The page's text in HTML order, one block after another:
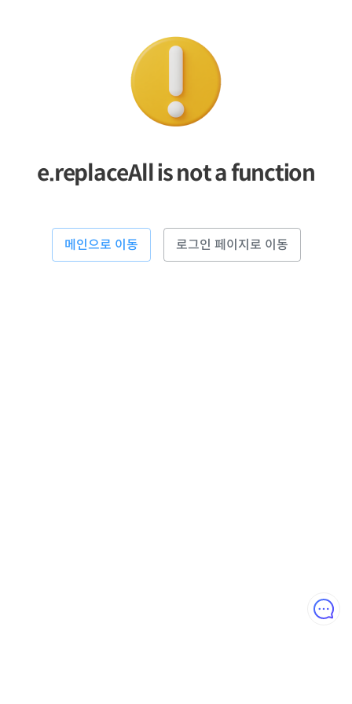
e.replaceAll is not a function
메인으로 이동 로그인 페이지로 이동